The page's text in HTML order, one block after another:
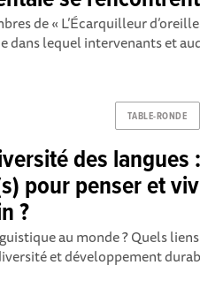
de « L’Écarquilleur
dans lequel intervenants et
TABLE-RONDE
des langues :
pour penser et
?
au monde ? Quels
et développement